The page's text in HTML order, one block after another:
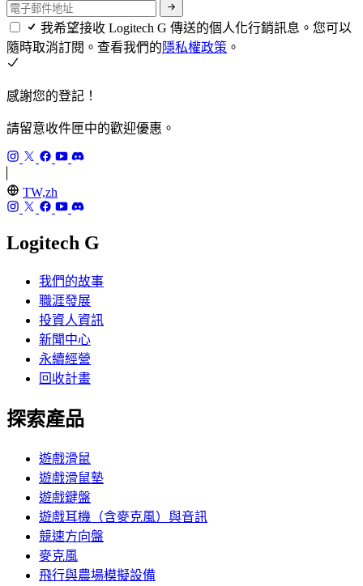
我希望接收 Logitech G 傳送的個人化行銷訊息。您可以
隨時取消訂閱。查看我們的隱私權政策 。
感謝您的登記！
請留意收件匣中的歡迎優惠。
TW,zh
Logitech G
我們的故事
職涯發展
投資人資訊
新聞中心
永續經營
回收計畫
探索產品
遊戲滑鼠
遊戲滑鼠墊
遊戲鍵盤
遊戲耳機（含麥克風）與音訊
競速方向盤
麥克風
飛行與農場模擬設備